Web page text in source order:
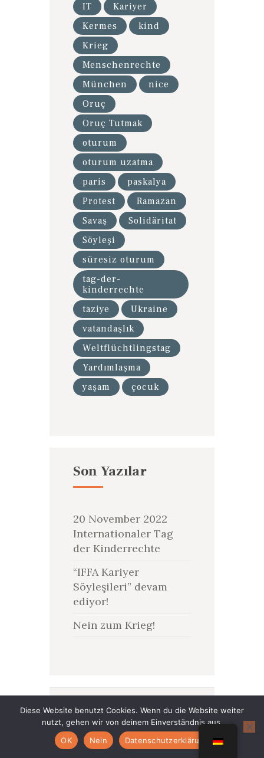
IT
Kariyer
Kermes
kind
Krieg
Menschenrechte
München
nice
Oruç
Oruç Tutmak
oturum
oturum uzatma
paris
paskalya
Protest
Ramazan
Savaş
Solidäritat
Söyleşi
süresiz oturum
tag-der-
kinderrechte
taziye
Ukraine
vatandaşlık
Weltflüchtlingstag
Yardımlaşma
yaşam
çocuk
Son Yazılar
20 November 2022
Internationaler Tag
der Kinderrechte
“IFFA Kariyer
Söyleşileri” devam
ediyor!
Nein zum Krieg!
Menschenrechts
Diese Website benutzt Cookies. Wenn du die Website weiter
nutzt, gehen wir von deinem Einverständnis aus.
OK
Nein Datenschutzerklärung